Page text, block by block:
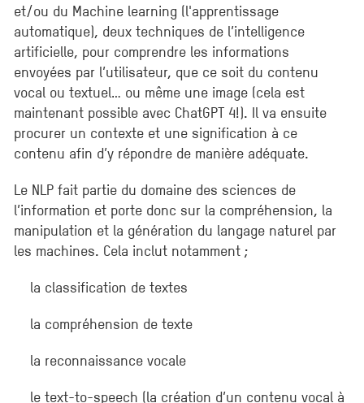
et/ou du Machine learning (l'apprentissage
automatique), deux techniques de l’intelligence
artificielle, pour comprendre les informations
envoyées par l’utilisateur, que ce soit du contenu
vocal ou textuel… ou même une image (cela est
maintenant possible avec ChatGPT 4!). Il va ensuite
procurer un contexte et une signification à ce
contenu afin d’y répondre de manière adéquate.
Le NLP fait partie du domaine des sciences de
l’information et porte donc sur la compréhension, la
manipulation et la génération du langage naturel par
les machines. Cela inclut notamment ;
la classification de textes
la compréhension de texte
la reconnaissance vocale
le text-to-speech (la création d’un contenu vocal à